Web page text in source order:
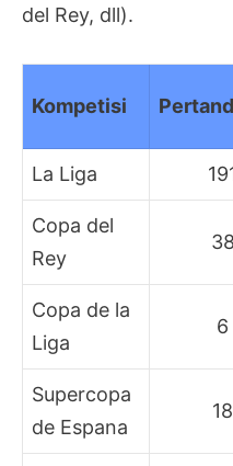
del Rey, dll).
Kompetisi
La Liga
Copa del
Rey
38
Copa de la
Liga
6
Supercopa
de Espana
18